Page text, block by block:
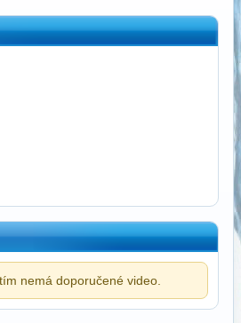
nemá doporučené video.